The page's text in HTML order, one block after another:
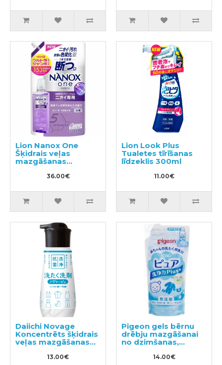
Lion Nanox One
Šķidrais veļas
mazgāšanas
līdzeklis, pildviela
36.00€
Lion Look Plus
Tualetes tīrīšanas
līdzeklis 300ml
11.00€
Daiichi Novage
Koncentrēts šķidrais
veļas mazgāšanas
līdzeklis 300ml
13.00€
Pigeon gels bērnu
drēbju mazgāšanai
no dzimšanas,
pildviela 500ml
14.00€